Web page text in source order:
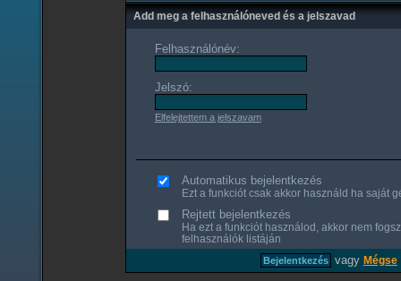
Add meg a felhasználóneved és a jelszavad
Felhasználónév:
Jelszó:
Elfelejtettem a jelszavam
Automatikus bejelentkezés
Ezt a funkciót csak akkor használd ha saját
Rejtett bejelentkezés
Ha ezt a funkciót használod, akkor nem
felhasználók listáján
vagy Mégse